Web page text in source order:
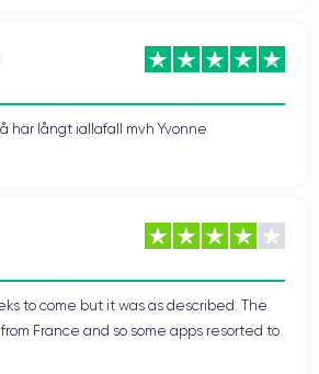
här långt iallafall mvh Yvonne
to come but it was as described. The
France and so some apps resorted to